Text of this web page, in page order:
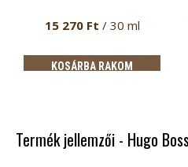
15 270 Ft / 30 ml
KOSÁRBA RAKOM
Termék jellemzői - Hugo